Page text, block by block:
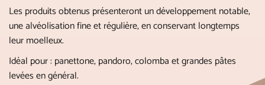
Les produits obtenus présenteront un développement notable,
une alvéolisation fine et régulière, en conservant longtemps
leur moelleux.
Idéal pour : panettone, pandoro, colomba et grandes pâtes
levées en général.